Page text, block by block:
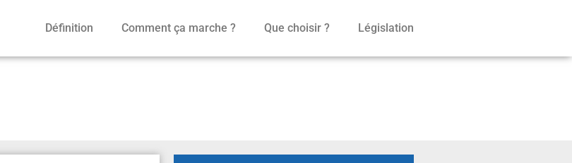
Définition Comment ça marche ? Que choisir ? Législation